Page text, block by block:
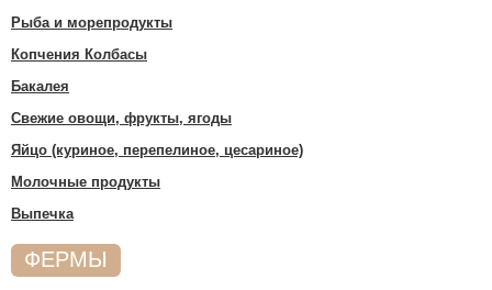
Рыба и морепродукты
Копчения Колбасы
Бакалея
Свежие овощи, фрукты, ягоды
Яйцо (куриное, перепелиное, цесариное)
Молочные продукты
Выпечка
ФЕРМЫ